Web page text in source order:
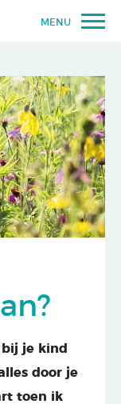
MENU
bij je kind
door je
toen ik